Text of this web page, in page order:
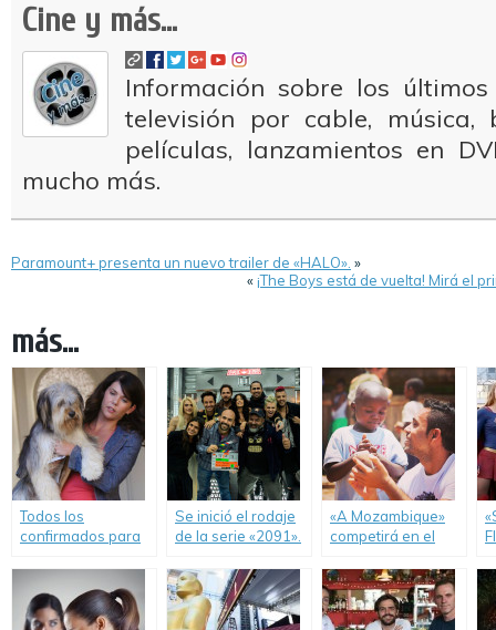
Cine y más...
Información sobre los
televisión por cable, música,
películas, lanzamientos en
mucho más.
Paramount+ presenta un nuevo trailer de «HALO». »
«¡The Boys está de vuelta! Mirá el
más...
Todos los
confirmados para
¡hasta el Perro Paul
Anka!
Se inició el rodaje
de la serie «2091».
«A Mozambique»
competirá en el
Internacional de la
publicidad.